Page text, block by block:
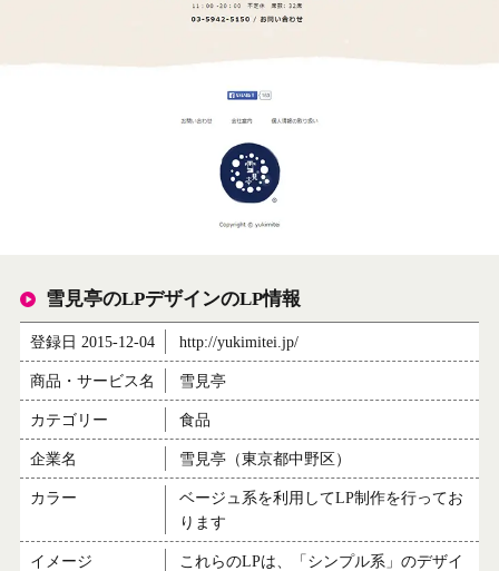
雪見亭のLPデザインのLP情報
登録日 2015-12-04 http://yukimitei.jp/
商品・サービス名 雪見亭
カテゴリー 食品
企業名 雪見亭（東京都中野区）
カラー
ベージュ系を利用してLP制作を行ってお
ります
イメージ
これらのLPは、「シンプル系」のデザイ